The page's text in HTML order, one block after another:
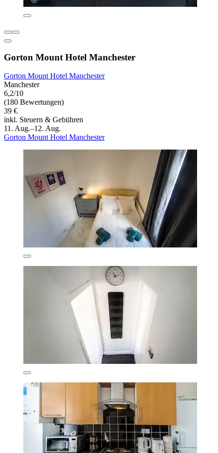
Gorton Mount Hotel Manchester
Gorton Mount Hotel Manchester
Manchester
6,2/10
(180 Bewertungen)
39 €
inkl. Steuern & Gebühren
11. Aug.–12. Aug.
Gorton Mount Hotel Manchester